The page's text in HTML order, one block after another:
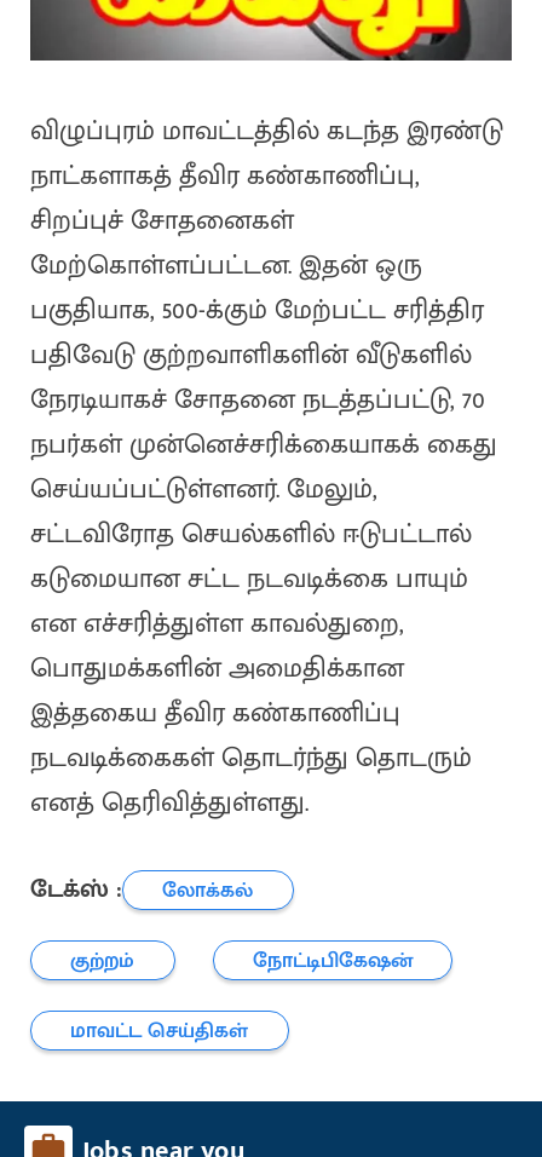
விழுப்புரம் மாவட்டத்தில் கடந்த இரண்டு
நாட்களாகத் தீவிர கண்காணிப்பு,
சிறப்புச் சோதனைகள்
மேற்கொள்ளப்பட்டன. இதன் ஒரு
பகுதியாக, 500-க்கும் மேற்பட்ட சரித்திர
பதிவேடு குற்றவாளிகளின் வீடுகளில்
நேரடியாகச் சோதனை நடத்தப்பட்டு, 70
நபர்கள் முன்னெச்சரிக்கையாகக் கைது
செய்யப்பட்டுள்ளனர். மேலும்,
சட்டவிரோத செயல்களில் ஈடுபட்டால்
கடுமையான சட்ட நடவடிக்கை பாயும்
என எச்சரித்துள்ள காவல்துறை,
பொதுமக்களின் அமைதிக்கான
இத்தகைய தீவிர கண்காணிப்பு
நடவடிக்கைகள் தொடர்ந்து தொடரும்
எனத் தெரிவித்துள்ளது.
டேக்ஸ் :
லோக்கல்
குற்றம்
நோட்டிபிகேஷன்
மாவட்ட செய்திகள்